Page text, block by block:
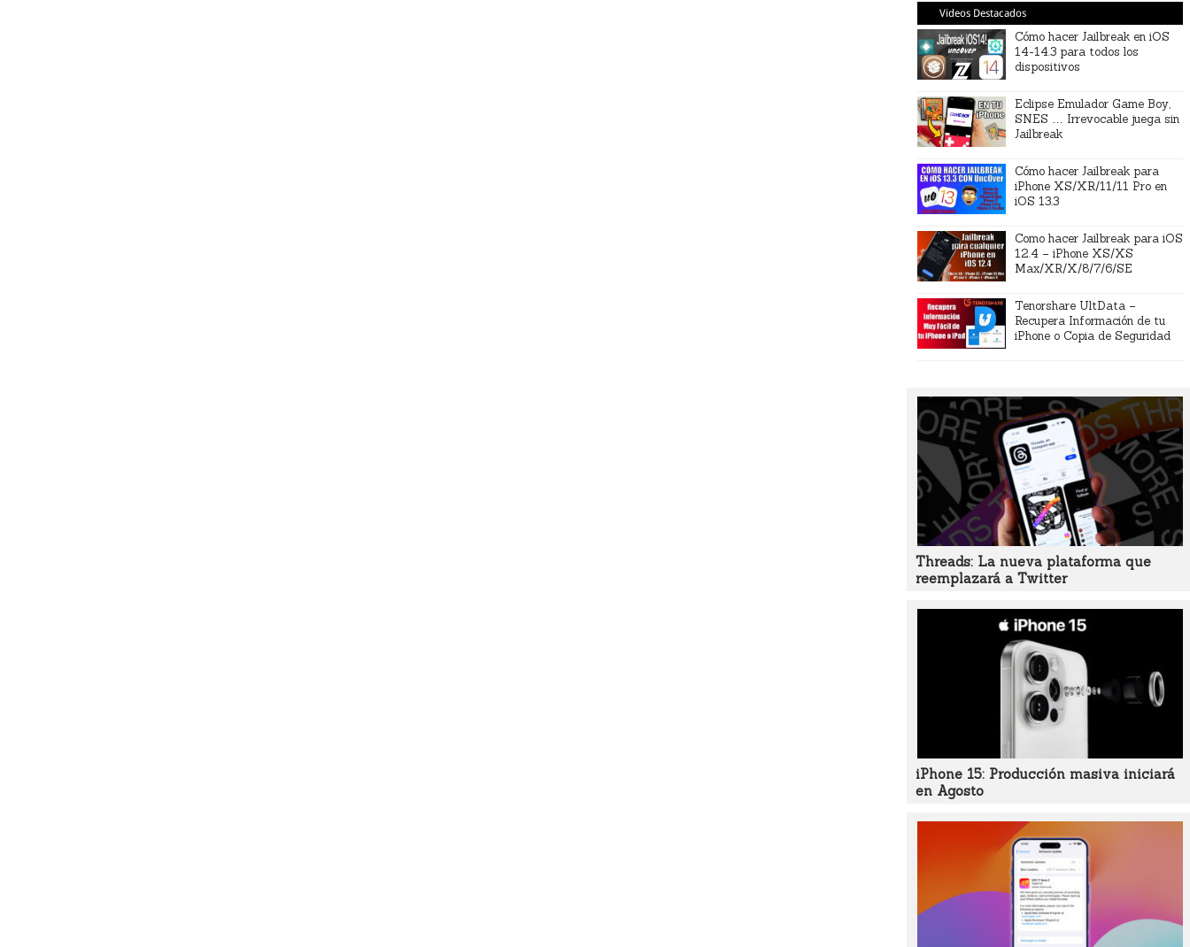
Videos Destacados
Cómo hacer Jailbreak en iOS
14-14.3 para todos los
dispositivos
Eclipse Emulador Game Boy,
SNES … Irrevocable juega sin
Jailbreak
Cómo hacer Jailbreak para
iPhone XS/XR/11/11 Pro en
iOS 13.3
Como hacer Jailbreak para iOS
12.4 – iPhone XS/XS
Max/XR/X/8/7/6/SE
Tenorshare UltData –
Recupera Información de tu
iPhone o Copia de Seguridad
Threads: La nueva plataforma que
reemplazará a Twitter
iPhone 15: Producción masiva iniciará
en Agosto